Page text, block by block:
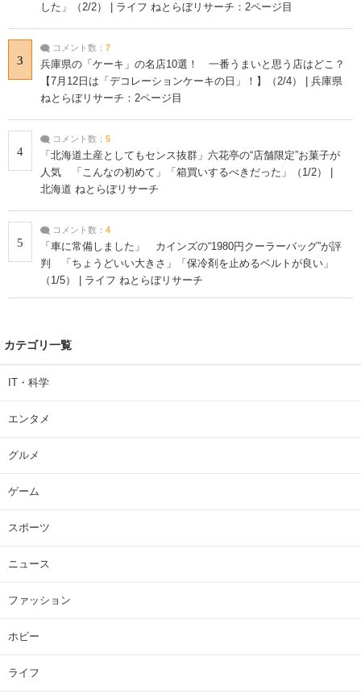
した」（2/2） | ライフ ねとらぼリサーチ：2ページ目
3
コメント数： 7
兵庫県の「ケーキ」の名店10選！ 一番うまいと思う店はどこ？
【7月12日は「デコレーションケーキの日」！】（2/4） | 兵庫県
ねとらぼリサーチ：2ページ目
4
コメント数： 5
「北海道土産としてもセンス抜群」六花亭の“店舗限定”お菓子が
人気 「こんなの初めて」「箱買いするべきだった」（1/2） |
北海道 ねとらぼリサーチ
5
コメント数： 4
「車に常備しました」 カインズの“1980円クーラーバッグ”が評
判 「ちょうどいい大きさ」「保冷剤を止めるベルトが良い」
（1/5） | ライフ ねとらぼリサーチ
カテゴリ一覧
IT・科学
エンタメ
グルメ
ゲーム
スポーツ
ニュース
ファッション
ホビー
ライフ